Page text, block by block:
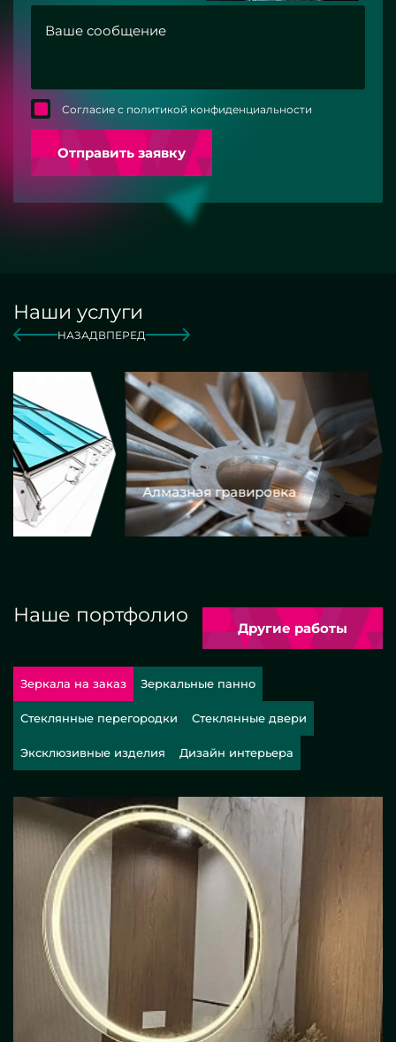
Согласие с политикой конфиденциальности
Отправить заявку
Наши услуги
НАЗАД ВПЕРЕД
Алмазная гравировка
Наше портфолио
Другие работы
Зеркала на заказ Зеркальные панно
Стеклянные перегородки Стеклянные двери
Эксклюзивные изделия Дизайн интерьера